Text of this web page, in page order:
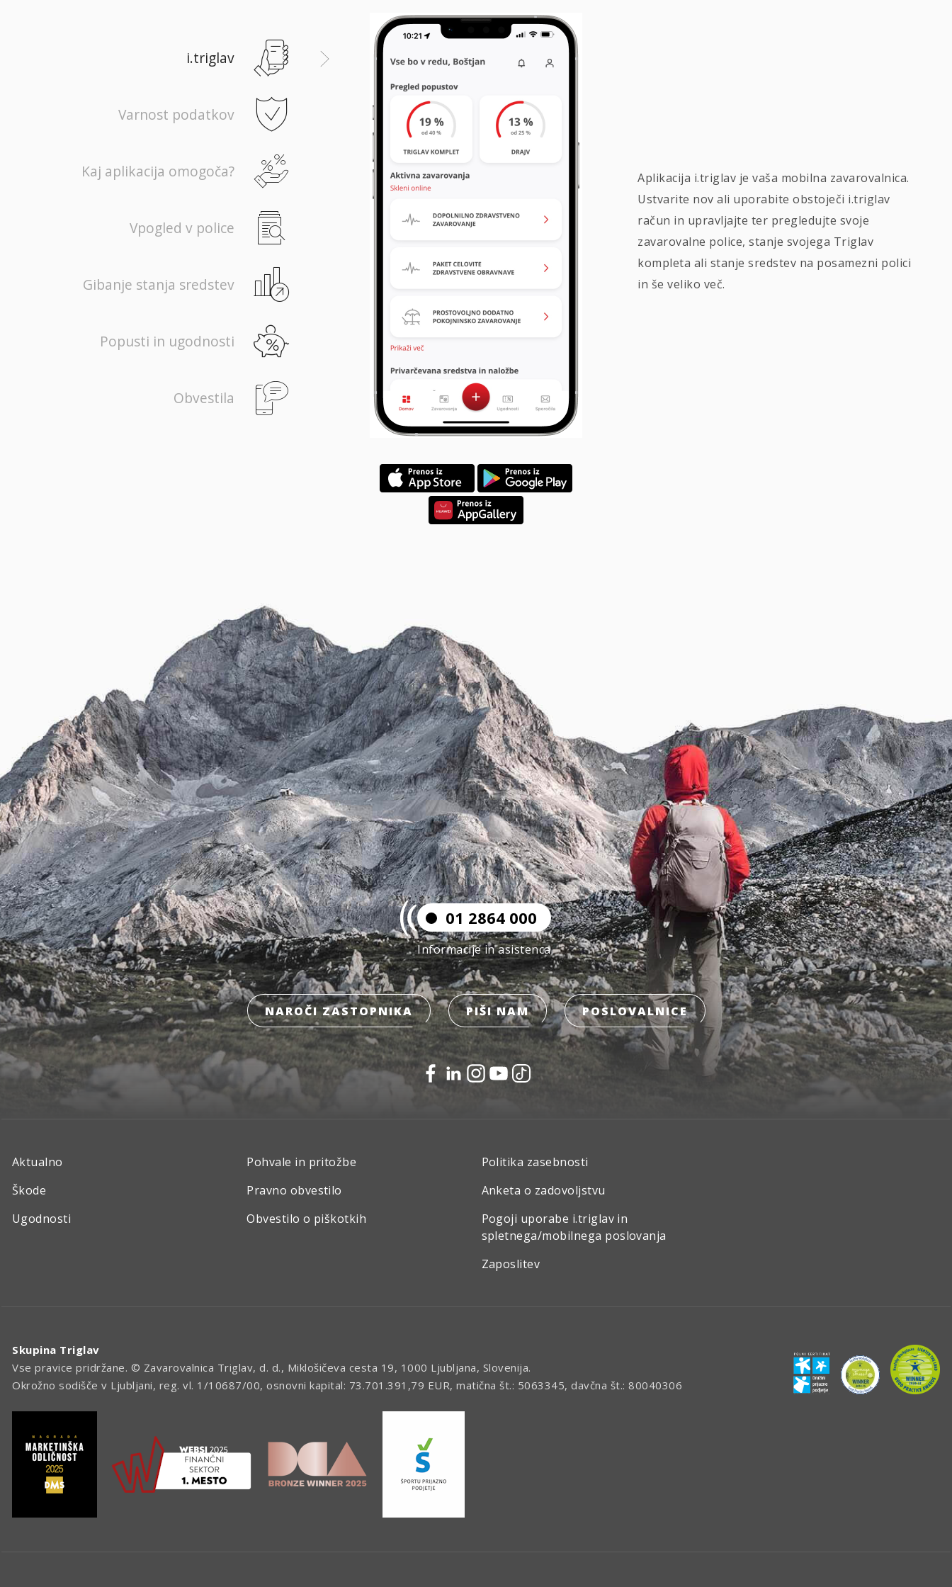
i.triglav
Varnost podatkov
Kaj aplikacija omogoča?
Vpogled v police
Gibanje stanja sredstev
Popusti in ugodnosti
Obvestila
Aplikacija i.triglav je vaša mobilna zavarovalnica.
Ustvarite nov ali uporabite obstoječi i.triglav
račun in upravljajte ter pregledujte svoje
zavarovalne police, stanje svojega Triglav
kompleta ali stanje sredstev na posamezni polici
in še veliko več.
01 2864 000
Informacije in asistenca
NAROČI ZASTOPNIKA PIŠI NAM POSLOVALNICE
Aktualno
Škode
Ugodnosti
Pohvale in pritožbe
Pravno obvestilo
Obvestilo o piškotkih
Politika zasebnosti
Anketa o zadovoljstvu
Pogoji uporabe i.triglav in
spletnega/mobilnega poslovanja
Zaposlitev
Skupina Triglav
Vse pravice pridržane. © Zavarovalnica Triglav, d. d., Miklošičeva cesta 19, 1000 Ljubljana, Slovenija.
Okrožno sodišče v Ljubljani, reg. vl. 1/10687/00, osnovni kapital: 73.701.391,79 EUR, matična št.: 5063345, davčna št.: 80040306